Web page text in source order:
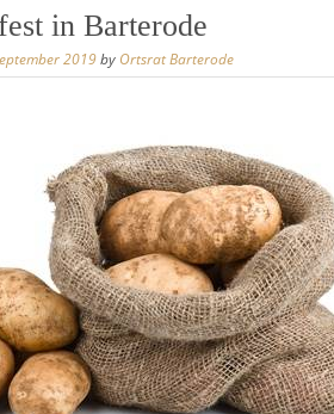
in Barterode
2019by Ortsrat Barterode